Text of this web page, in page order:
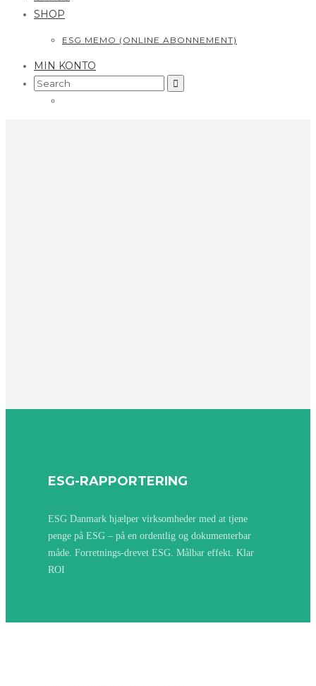
SHOP
ESG MEMO (ONLINE ABONNEMENT)
MIN KONTO
Search
ESG-RAPPORTERING
ESG Danmark hjælper virksomheder med at tjene
penge på ESG – på en ordentlig og dokumenterbar
måde. Forretnings-drevet ESG. Målbar effekt. Klar
ROI